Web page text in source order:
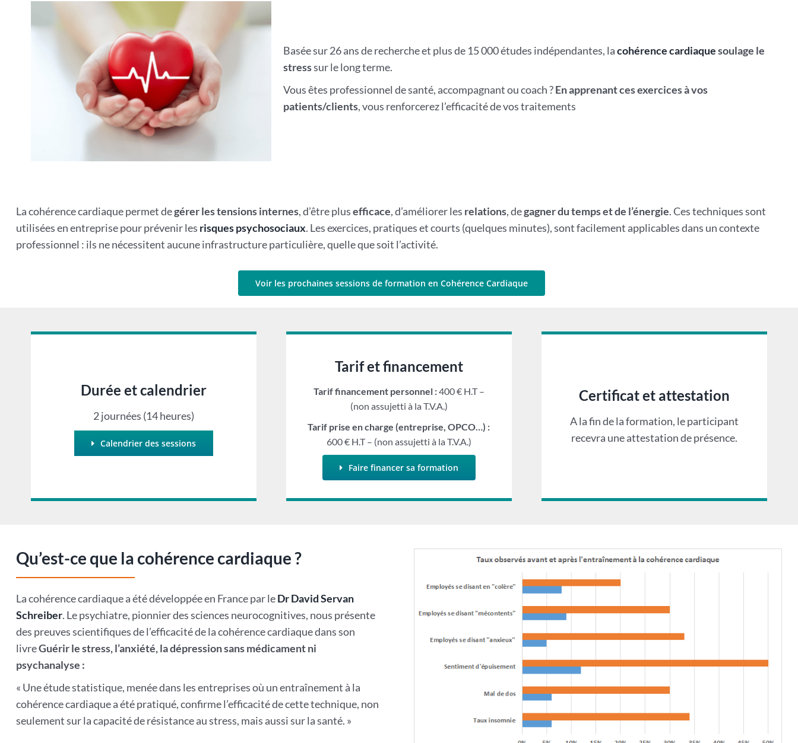
Basée sur 26 ans de recherche et plus de 15 000 études indépendantes, lacohérence cardiaquesoulage le
stresssur le long terme.
Vous êtes professionnel de santé, accompagnant ou coach ?En apprenant ces exercices à vos
patients/clients, vous renforcerez l’efficacité de vos traitements
La cohérence cardiaque permet degérer les tensions internes, d’être plusefficace, d’améliorer les relations, degagner du temps et de l’énergie. Ces techniques sont
utilisées en entreprise pour prévenir les risques psychosociaux. Les exercices, pratiques et courts (quelques minutes), sont facilement applicables dans un contexte
professionnel : ils ne nécessitent aucune infrastructure particulière, quelle que soit l’activité.
Voir les prochaines sessions de formation en Cohérence Cardiaque
Durée et calendrier
2 journées (14 heures)
Calendrier des sessions
Tarif et financement
Tarif financement personnel :400 € H.T –
(non assujetti à la T.V.A.)
Tarif prise en charge (entreprise, OPCO…) :
600 € H.T – (non assujetti à la T.V.A.)
Faire financer sa formation
Certificat et attestation
A la fin de la formation, le participant
recevra une attestation de présence.
Qu’est-ce que la cohérence cardiaque ?
La cohérence cardiaque a été développée en France par leDr David Servan
Schreiber. Le psychiatre, pionnier des sciences neurocognitives, nous présente
des preuves scientifiques de l’efficacité de la cohérence cardiaque dans son
livreGuérir le stress, l’anxiété, la dépression sans médicament ni
psychanalyse :
« Une étude statistique, menée dans les entreprises où un entraînement à la
cohérence cardiaque a été pratiqué, confirme l’efficacité de cette technique, non
seulement sur la capacité de résistance au stress, mais aussi sur la santé. »